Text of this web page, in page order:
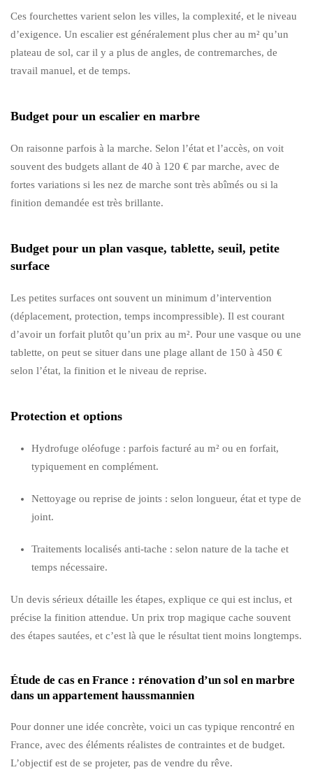
Ces fourchettes varient selon les villes, la complexité, et le niveau
d’exigence. Un escalier est généralement plus cher au m² qu’un
plateau de sol, car il y a plus de angles, de contremarches, de
travail manuel, et de temps.
Budget pour un escalier en marbre
On raisonne parfois à la marche. Selon l’état et l’accès, on voit
souvent des budgets allant de 40 à 120 € par marche, avec de
fortes variations si les nez de marche sont très abîmés ou si la
finition demandée est très brillante.
Budget pour un plan vasque, tablette, seuil, petite
surface
Les petites surfaces ont souvent un minimum d’intervention
(déplacement, protection, temps incompressible). Il est courant
d’avoir un forfait plutôt qu’un prix au m². Pour une vasque ou une
tablette, on peut se situer dans une plage allant de 150 à 450 €
selon l’état, la finition et le niveau de reprise.
Protection et options
Hydrofuge oléofuge : parfois facturé au m² ou en forfait,
typiquement en complément.
Nettoyage ou reprise de joints : selon longueur, état et type de
joint.
Traitements localisés anti-tache : selon nature de la tache et
temps nécessaire.
Un devis sérieux détaille les étapes, explique ce qui est inclus, et
précise la finition attendue. Un prix trop magique cache souvent
des étapes sautées, et c’est là que le résultat tient moins longtemps.
Étude de cas en France : rénovation d’un sol en marbre
dans un appartement haussmannien
Pour donner une idée concrète, voici un cas typique rencontré en
France, avec des éléments réalistes de contraintes et de budget.
L’objectif est de se projeter, pas de vendre du rêve.